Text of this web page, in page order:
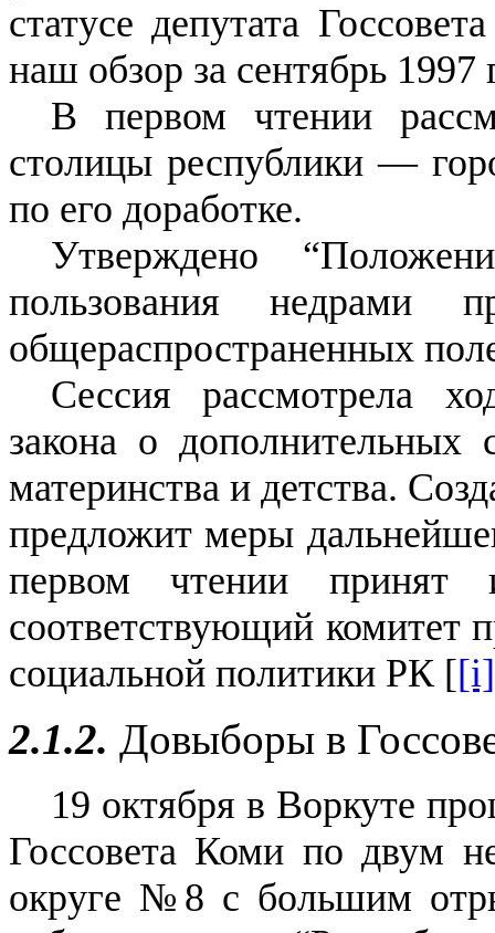
статусе депутата
наш обзор за сентябрь 1997
В первом чтении
столицы республики —
по его доработке.
Утверждено
пользования недрами
общераспространенных
Сессия рассмотрела
закона о дополнительных
материнства и детства.
предложит меры
первом чтении принят
соответствующий комитет
социальной политики РК [[i]
2.1.2. Довыборы в
19 октября в Воркуте
Госсовета Коми по двум
округе №8 с большим